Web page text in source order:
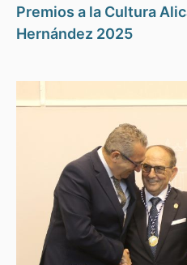
Premios a la Cultura
Hernández 2025